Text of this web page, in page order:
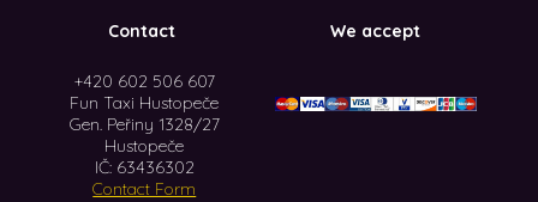
Contact
+420 602 506 607
Fun Taxi Hustopeče
Gen. Peřiny 1328/27
Hustopeče
IČ: 63436302
Contact Form
We accept